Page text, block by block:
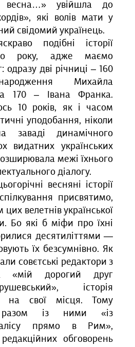
увійшла до
які волів мати у
свідомий українець.
подібні історії
року, адже маємо
одразу дві річниці – 160
Михайла
170 – Івана Франка.
10 років, як і часом
уподобання, ніколи
заваді динамічного
видатних українських
межі їхнього
діалогу.
весняні історії
присвятимо,
велетнів української
Бо які б міфи про їхні
десятиліттями —
їх безсумнівно. Як
совєтські редактори з
«мій дорогий друг
історія
на свої місця. Тому
разом із ними «із
прямо в Рим»,
обговорень